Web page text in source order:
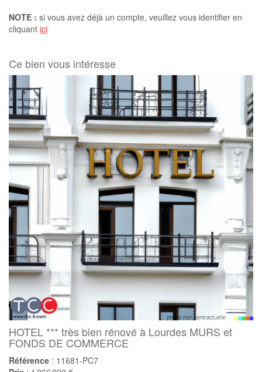
NOTE : si vous avez déjà un compte, veuillez vous identifier en
cliquant ici
Ce bien vous intéresse
HOTEL *** très bien rénové à Lourdes MURS et
FONDS DE COMMERCE
Référence : 11681-PC7